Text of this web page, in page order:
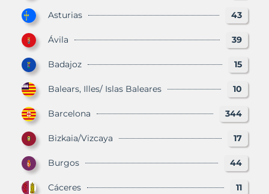
Asturias 43
Ávila 39
Badajoz 15
Balears, Illes/ Islas Baleares 10
Barcelona 344
Bizkaia/Vizcaya 17
Burgos 44
Cáceres 11